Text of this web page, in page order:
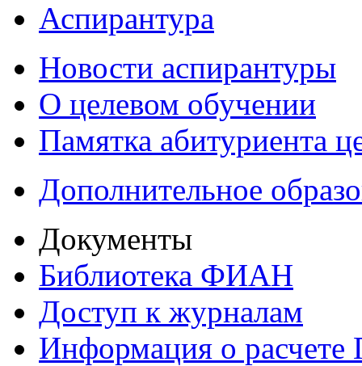
Аспирантура
Новости аспирантуры
О целевом обучении
Памятка абитуриента
Дополнительное
Документы
Библиотека ФИАН
Доступ к журналам
Информация о